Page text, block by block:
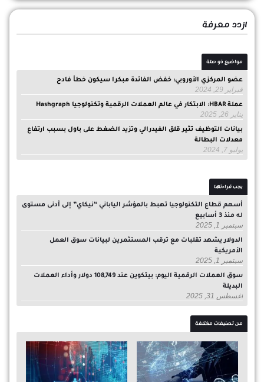
ازدد معرفة
مواضيع ذو صلة
عضو المركزي الأوروبي: خفض الفائدة مبكرا سيكون خطأ فادح
فبراير 29, 2024
عملة HBAR: الابتكار في عالم العملات الرقمية وتكنولوجيا Hashgraph
يناير 26, 2025
بيانات التوظيف تثير قلق الفيدرالي وتزيد الضغط على باول بسبب ارتفاع
معدلات البطالة
يوليو 7, 2024
يجب قراءتها
أسهم قطاع التكنولوجيا تهبط بالمؤشر الياباني “نيكاي” إلى أدنى مستوى
له منذ 3 أسابيع
سبتمبر 1, 2025
الدولار يشهد تقلبات مع ترقب المستثمرين لبيانات سوق العمل
الأمريكية
سبتمبر 1, 2025
سوق العملات الرقمية اليوم: بيتكوين عند 108,749 دولار وأداء العملات
البديلة
أغسطس 31, 2025
من تصنيفات مختلفة